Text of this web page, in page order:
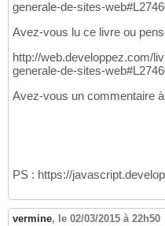
generale-de-sites-
Avez-vous lu ce livre ou
http://web.developpez.com/
generale-de-sites-
Avez-vous un commentaire
PS : https://
vermine, le 02/03/2015 à 22h50